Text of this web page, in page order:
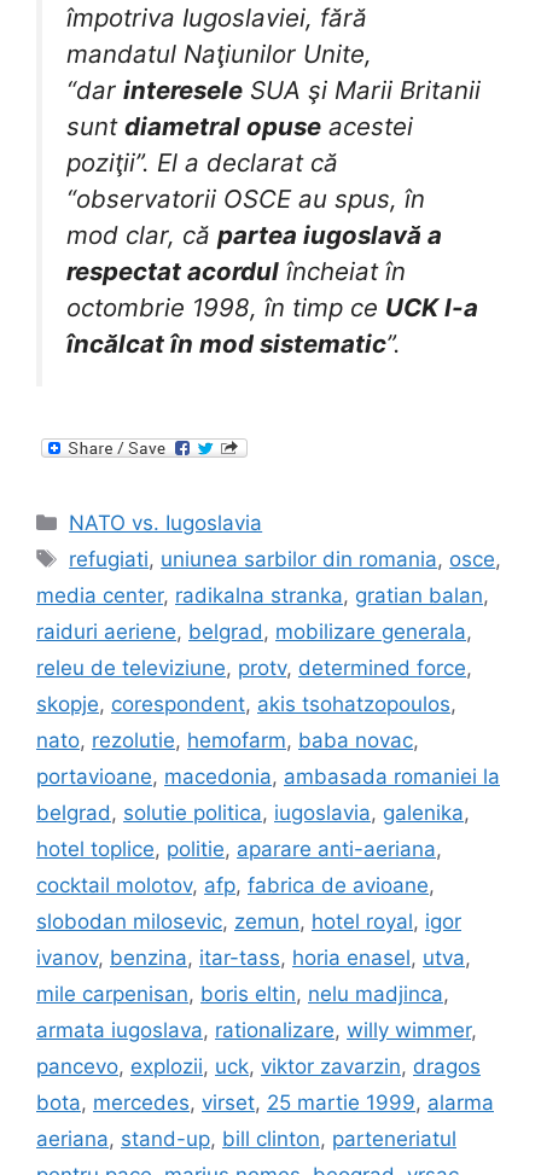
împotriva Iugoslaviei, fără
mandatul Naţiunilor Unite,
“dar interesele SUA şi Marii Britanii
sunt diametral opuse acestei
poziţii”. El a declarat că
“observatorii OSCE au spus, în
mod clar, că partea iugoslavă a
respectat acordul încheiat în
octombrie 1998, în timp ce UCK l-a
încălcat în mod sistematic”.
Categories
NATO vs. Iugoslavia
Tags
refugiati, uniunea sarbilor din romania, osce,
media center, radikalna stranka, gratian balan,
raiduri aeriene, belgrad , mobilizare generala,
releu de televiziune, protv, determined force,
skopje, corespondent, akis tsohatzopoulos,
nato, rezolutie, hemofarm, baba novac,
portavioane, macedonia, ambasada romaniei la
belgrad , solutie politica, iugoslavia, galenika,
hotel toplice, politie, aparare anti-aeriana,
cocktail molotov, afp, fabrica de avioane,
slobodan milosevic, zemun, hotel royal, igor
ivanov, benzina, itar-tass, horia enasel, utva,
mile carpenisan, boris eltin, nelu madjinca,
armata iugoslava, rationalizare, willy wimmer,
pancevo, explozii, uck, viktor zavarzin, dragos
bota, mercedes, virset, 25 martie 1999, alarma
aeriana, stand-up, bill clinton, parteneriatul